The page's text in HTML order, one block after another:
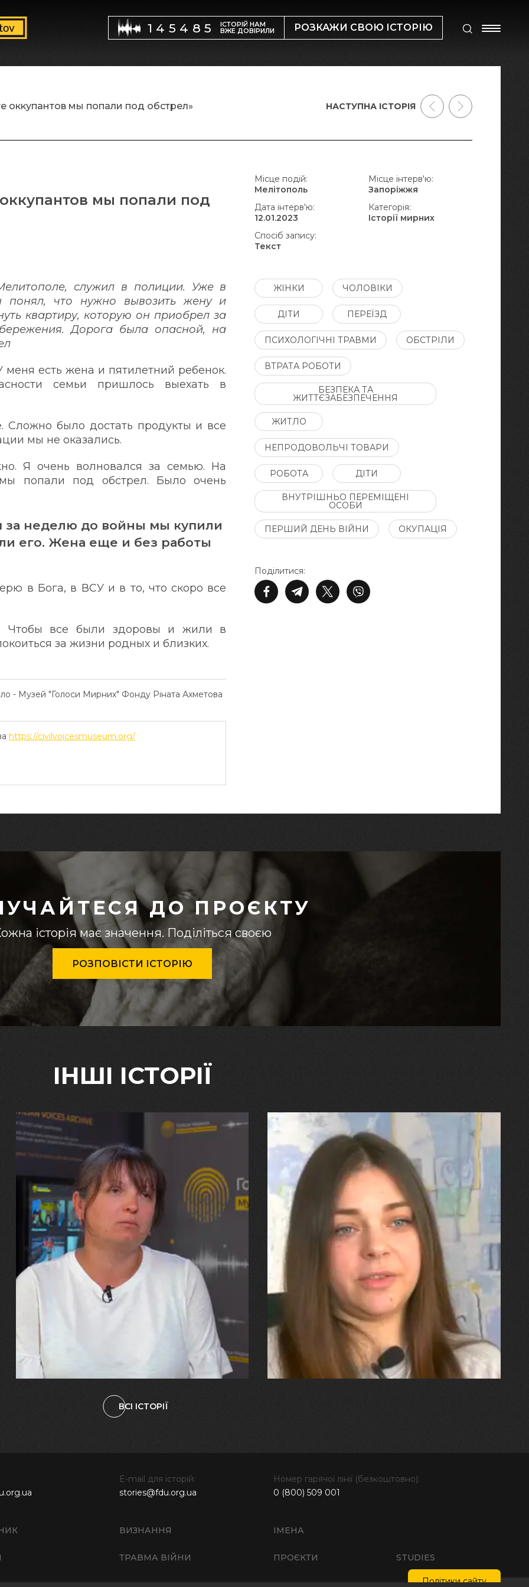
145485 ІСТОРІЙ НАМ
ВЖЕ ДОВІРИЛИ РОЗКАЖИ СВОЮ ІСТОРІЮ
мы попали под
служил в полиции. Уже в
что нужно вывозить жену и
квартиру, которую он приобрел за
Дорога была опасной, на
есть жена и пятилетний ребенок.
семьи пришлось выехать в
было достать продукты и все
мы не оказались.
Я очень волновался за семью. На
попали под обстрел. Было очень
за неделю до войны мы купили
его. Жена еще и без работы
в Бога, в ВСУ и в то, что скоро все
Чтобы все были здоровы и жили в
за жизни родных и близких.
- Музей "Голоси Мирних" Фонду Ріната Ахметова
https://civilvoicesmuseum.org/
оккупантов мы попали под обстрел»
Поділитися:
Місце подій:
Мелітополь
Місце інтерв'ю:
Запоріжжя
Дата інтерв'ю:
12.01.2023
Категорія:
Історії мирних
Спосіб запису:
Текст
ЖІНКИ ЧОЛОВІКИ
ДІТИ ПЕРЕЇЗД
ПСИХОЛОГІЧНІ ТРАВМИ ОБСТРІЛИ
ВТРАТА РОБОТИ
БЕЗПЕКА ТА
ЖИТТЄЗАБЕЗПЕЧЕННЯ
ЖИТЛО
НЕПРОДОВОЛЬЧІ ТОВАРИ
РОБОТА ДІТИ
ВНУТРІШНЬО ПЕРЕМІЩЕНІ
ОСОБИ
ПЕРШИЙ ДЕНЬ ВІЙНИ ОКУПАЦІЯ
НАСТУПНА ІСТОРІЯ
ДО ПРОЄКТУ
історія має значення. Поділіться своєю
РОЗПОВІСТИ ІСТОРІЮ
ІНШІ ІСТОРІЇ
29.07.2026
Марина, Ваїд та Аміна Харченко
"Попри всі втрати, ми не
зламалися: тепер я бачу
свого вбитого чоловіка у
наших дітях"
27.07.2026
"Я перенесла 11 операцій, та
плакала від фантомного
болю. Але маленька донька
бере за руку і змушує йти
далі"
ВСІ ІСТОРІЇ
ВИЗНАННЯ ІМЕНА
ТРАВМА ВІЙНИ ПРОЄКТИ STUDIES
E-mail для історій:
stories@fdu.org.ua
Номер гарячої лінії (безкоштовно):
0 (800) 509 001
Політики сайту